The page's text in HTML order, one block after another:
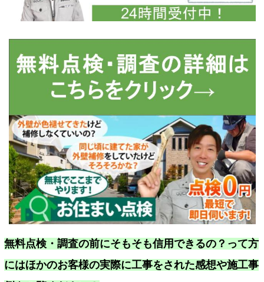
無料点検・調査の前にそもそも信用できるの？って方
にはほかのお客様の実際に工事をされた感想や施工事